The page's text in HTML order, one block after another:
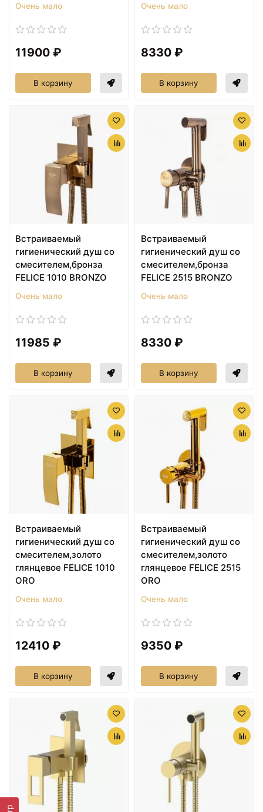
Очень мало
11900 ₽
В корзину
Очень мало
8330 ₽
В корзину
Встраиваемый
гигиенический душ со
смесителем,бронза
FELICE 1010 BRONZO
Очень мало
11985 ₽
В корзину
Встраиваемый
гигиенический душ со
смесителем,бронза
FELICE 2515 BRONZO
Очень мало
8330 ₽
В корзину
Встраиваемый
гигиенический душ со
смесителем,золото
глянцевое FELICE 1010
ORO
Очень мало
12410 ₽
В корзину
Встраиваемый
гигиенический душ со
смесителем,золото
глянцевое FELICE 2515
ORO
Очень мало
9350 ₽
В корзину